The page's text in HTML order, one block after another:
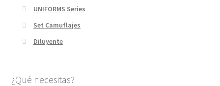
UNIFORMS Series
Set Camuflajes
Diluyente
¿Qué necesitas?